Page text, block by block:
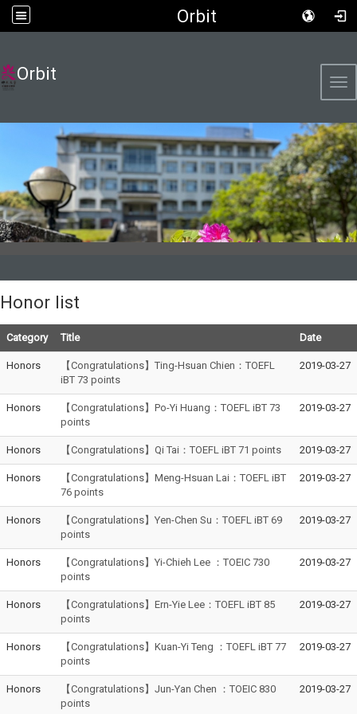
Orbit
Orbit
Honor list
Category Title Date
Honors
【Congratulations】Ting-Hsuan Chien：TOEFL
iBT 73 points
2019-03-27
Honors
【Congratulations】Po-Yi Huang：TOEFL iBT 73
points
2019-03-27
Honors 【Congratulations】Qi Tai：TOEFL iBT 71 points 2019-03-27
Honors
【Congratulations】Meng-Hsuan Lai：TOEFL iBT
76 points
2019-03-27
Honors
【Congratulations】Yen-Chen Su：TOEFL iBT 69
points
2019-03-27
Honors
【Congratulations】Yi-Chieh Lee ：TOEIC 730
points
2019-03-27
Honors
【Congratulations】Ern-Yie Lee：TOEFL iBT 85
points
2019-03-27
Honors
【Congratulations】Kuan-Yi Teng ：TOEFL iBT 77
points
2019-03-27
Honors
【Congratulations】Jun-Yan Chen ：TOEIC 830
points
2019-03-27